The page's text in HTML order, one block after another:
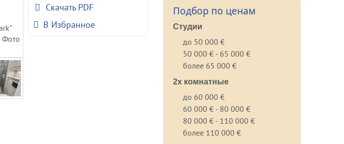
Скачать PDF
В Избранное
Подбор по ценам
Студии
до 50 000 €
50 000 € - 65 000 €
более 65 000 €
2х комнатные
до 60 000 €
60 000 € - 80 000 €
80 000 € - 110 000 €
более 110 000 €